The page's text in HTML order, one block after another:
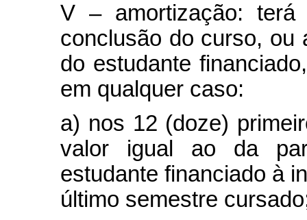
V – amortização:
conclusão do curso, ou
do estudante
em qualquer caso:
a) nos 12 (doze)
valor igual ao da
estudante financiado à
último semestre